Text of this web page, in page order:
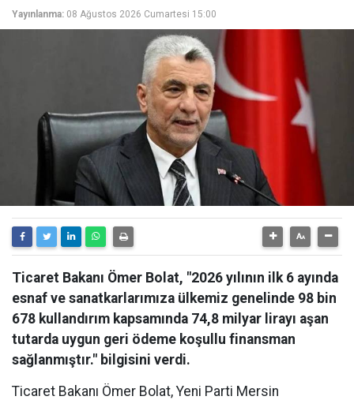
Yayınlanma: 08 Ağustos 2026 Cumartesi 15:00
Ticaret Bakanı Ömer Bolat, "2026 yılının ilk 6 ayında
esnaf ve sanatkarlarımıza ülkemiz genelinde 98 bin
678 kullandırım kapsamında 74,8 milyar lirayı aşan
tutarda uygun geri ödeme koşullu finansman
sağlanmıştır." bilgisini verdi.
Ticaret Bakanı Ömer Bolat, Yeni Parti Mersin